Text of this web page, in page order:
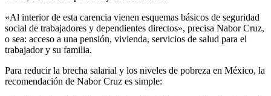
«Al interior de esta carencia vienen esquemas básicos de seguridad
social de trabajadores y dependientes directos», precisa Nabor Cruz,
o sea: acceso a una pensión, vivienda, servicios de salud para el
trabajador y su familia.
Para reducir la brecha salarial y los niveles de pobreza en México, la
recomendación de Nabor Cruz es simple: